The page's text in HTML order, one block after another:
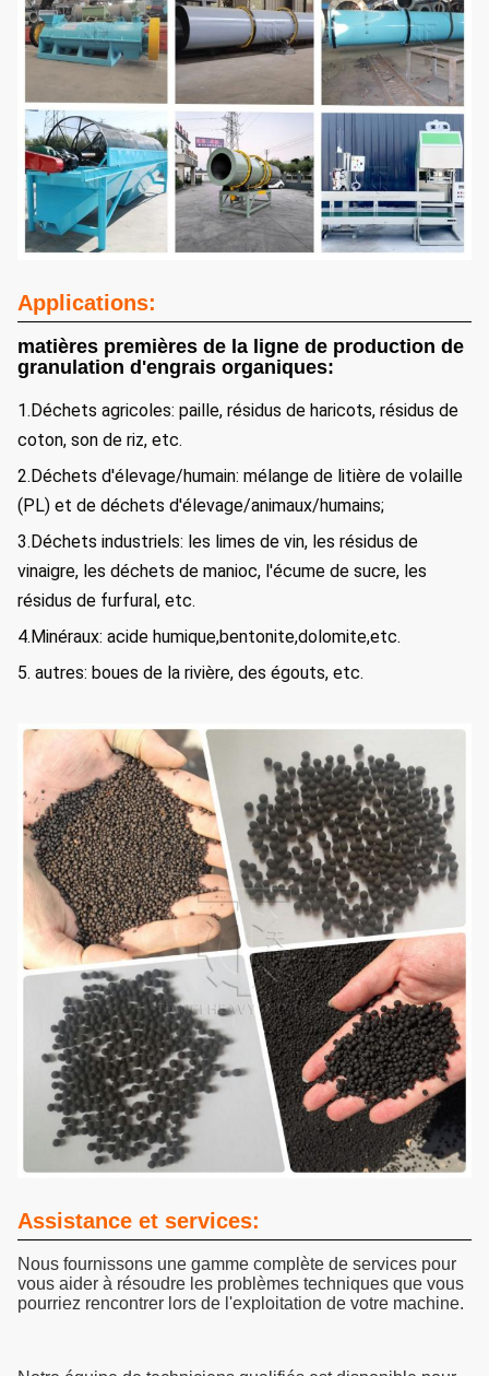
Applications:
matières premières de la ligne de production de
granulation d'engrais organiques:
1.Déchets agricoles: paille, résidus de haricots, résidus de
coton, son de riz, etc.
2.Déchets d'élevage/humain: mélange de litière de volaille
(PL) et de déchets d'élevage/animaux/humains;
3.Déchets industriels: les limes de vin, les résidus de
vinaigre, les déchets de manioc, l'écume de sucre, les
résidus de furfural, etc.
4.Minéraux: acide humique,bentonite,dolomite,etc.
5. autres: boues de la rivière, des égouts, etc.
Assistance et services:
Nous fournissons une gamme complète de services pour
vous aider à résoudre les problèmes techniques que vous
pourriez rencontrer lors de l'exploitation de votre machine.